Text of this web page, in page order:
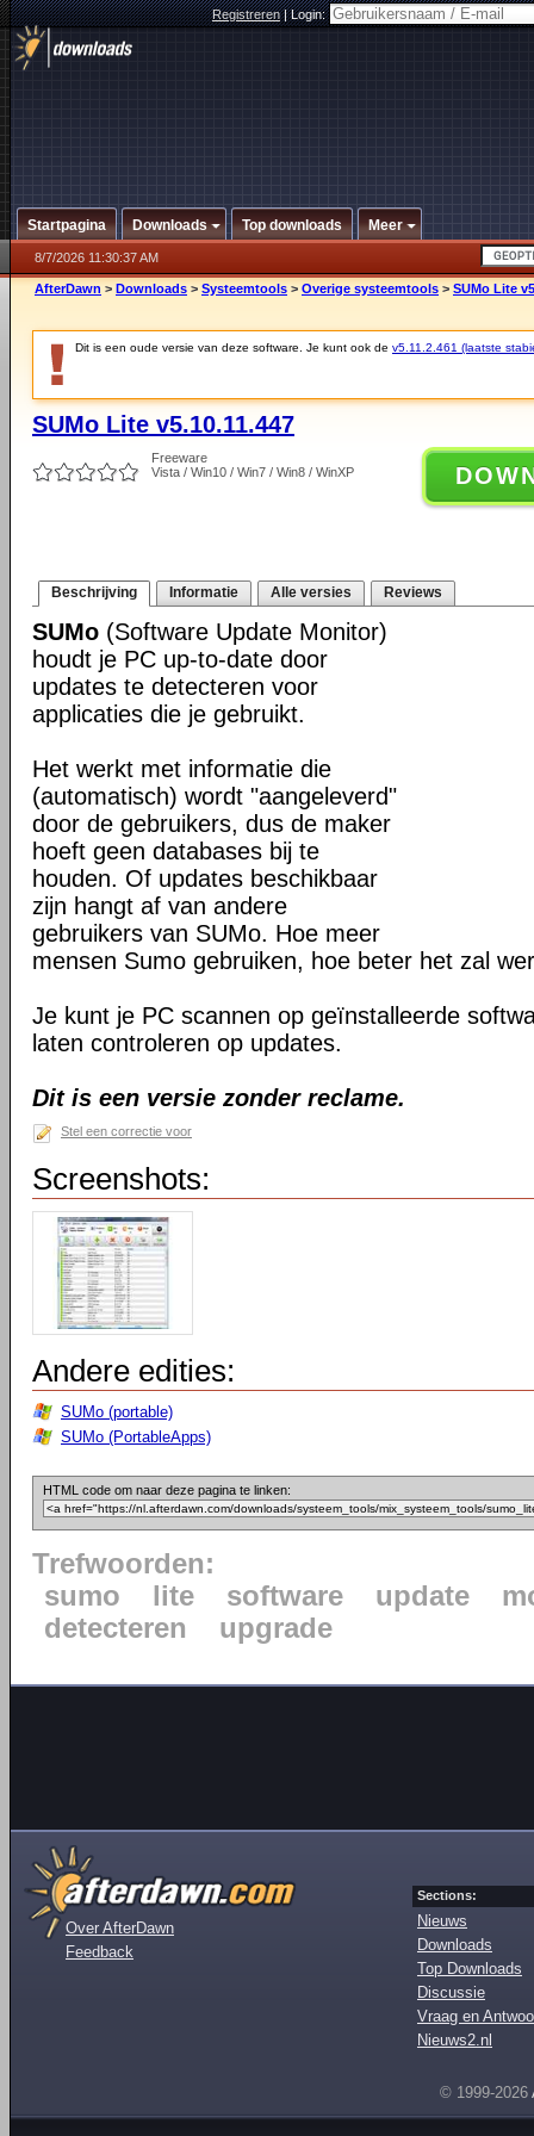
Registreren|Login:
Startpagina Downloads Top downloads Meer
8/7/2026 11:30:37 AM
AfterDawn > Downloads > Systeemtools > Overige systeemtools > SUMo Lite
Dit is een oude versie van deze software. Je kunt ook de v5.11.2.461 (laatste
SUMo Lite v5.10.11.447
Freeware
Vista / Win10 / Win7 / Win8 / WinXP
Beschrijving Informatie Alle versies Reviews
SUMo (Software Update Monitor)
houdt je PC up-to-date door
updates te detecteren voor
applicaties die je gebruikt.
Het werkt met informatie die
(automatisch) wordt "aangeleverd"
door de gebruikers, dus de maker
hoeft geen databases bij te
houden. Of updates beschikbaar
zijn hangt af van andere
gebruikers van SUMo. Hoe meer
mensen Sumo gebruiken, hoe beter het zal
Je kunt je PC scannen op geïnstalleerde
laten controleren op updates.
Dit is een versie zonder reclame.
Stel een correctie voor
Screenshots:
Andere edities:
SUMo (portable)
SUMo (PortableApps)
HTML code om naar deze pagina te linken:
Trefwoorden:
sumo
lite software update
detecteren
upgrade
Over AfterDawn
Feedback
Sections:
Nieuws
Downloads
Top Downloads
Discussie
Vraag en
Nieuws2.nl
© 1999-2026